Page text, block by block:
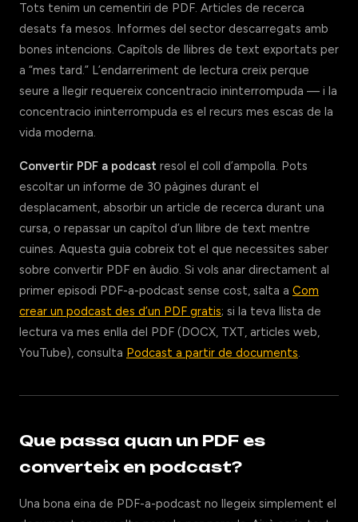
Tots tenim un cementiri de PDF. Articles de recerca
desats fa mesos. Informes del sector descarregats amb
bones intencions. Capítols de llibres de text exportats per
a “mes tard.” L’endarreriment de lectura creix perque
seure a llegir requereix concentracio ininterrompuda — i la
concentracio ininterrompuda es el recurs mes escas de la
vida moderna.
Convertir PDF a podcast resol el coll d’ampolla. Pots
escoltar un informe de 30 pàgines durant el
desplacament, absorbir un article de recerca durant una
cursa, o repassar un capítol d’un llibre de text mentre
cuines. Aquesta guia cobreix tot el que necessites saber
sobre convertir PDF en àudio. Si vols anar directament al
primer episodi PDF-a-podcast sense cost, salta a Com
crear un podcast des d’un PDF gratis; si la teva llista de
lectura va mes enlla del PDF (DOCX, TXT, articles web,
YouTube), consulta Podcast a partir de documents.
Que passa quan un PDF es
converteix en podcast?
Una bona eina de PDF-a-podcast no llegeix simplement el